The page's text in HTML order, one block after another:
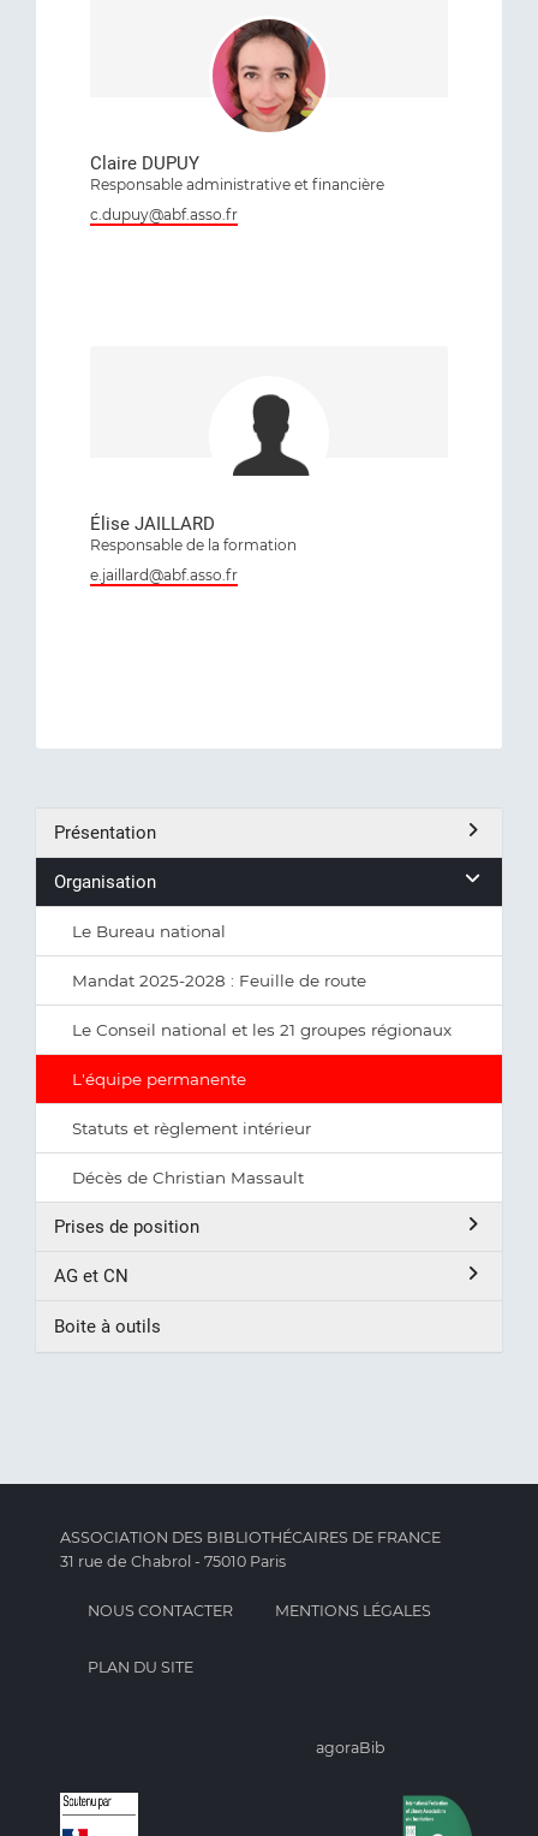
Claire DUPUY
Responsable administrative et financière
c.dupuy@abf.asso.fr
Élise JAILLARD
Responsable de la formation
e.jaillard@abf.asso.fr
Présentation
Organisation
Le Bureau national
Mandat 2025-2028 : Feuille de route
Le Conseil national et les 21 groupes régionaux
L'équipe permanente
Statuts et règlement intérieur
Décès de Christian Massault
Prises de position
AG et CN
Boite à outils
ASSOCIATION DES BIBLIOTHÉCAIRES DE FRANCE
31 rue de Chabrol - 75010 Paris
NOUS CONTACTER MENTIONS LÉGALES
PLAN DU SITE
agoraBib